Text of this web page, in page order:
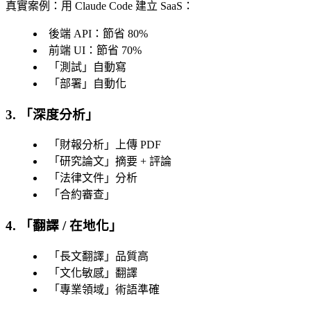
真實案例 ：用 Claude Code 建立 SaaS：
後端 API：節省 80%
前端 UI：節省 70%
「 測試 」自動寫
「 部署 」自動化
3. 「深度分析 」
「 財報分析 」上傳 PDF
「 研究論文 」摘要 + 評論
「 法律文件 」分析
「 合約審查 」
4. 「翻譯 / 在地化 」
「 長文翻譯 」品質高
「 文化敏感 」翻譯
「 專業領域 」術語準確